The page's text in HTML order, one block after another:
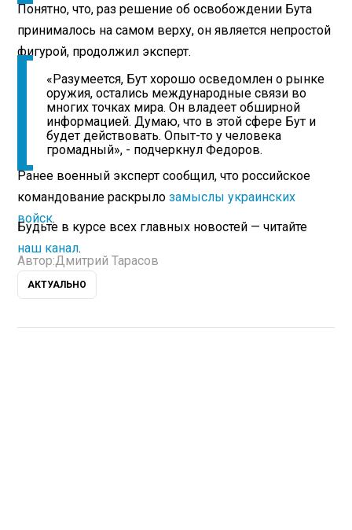
Понятно, что, раз решение об освобождении Бута
принималось на самом верху, он является непростой
фигурой, продолжил эксперт.
«Разумеется, Бут хорошо осведомлен о рынке
оружия, остались международные связи во
многих точках мира. Он владеет обширной
информацией. Думаю, что в этой сфере Бут и
будет действовать. Опыт-то у человека
громадный», - подчеркнул Федоров.
Ранее военный эксперт сообщил, что российское
командование раскрылозамыслы украинских
войск.
Будьте в курсе всех главных новостей — читайте
наш канал.
Автор:Дмитрий Тарасов
АКТУАЛЬНО